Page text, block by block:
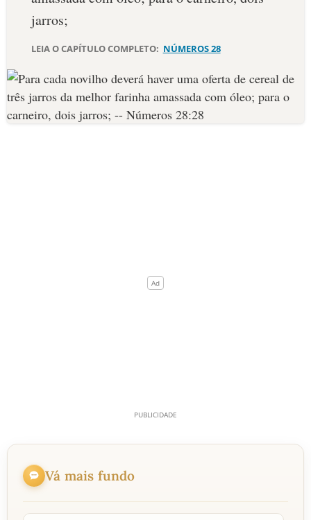
SALMO DO DIA
DEVOCIONAL DIÁRIO
10 MANDAMENTOS
ESTUDOS BÍBLICOS
jarros;
LEIA O CAPÍTULO COMPLETO: NÚMEROS 28
Vá mais fundo